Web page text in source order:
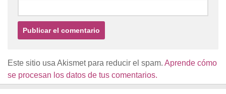
Este sitio usa Akismet para reducir el spam. Aprende cómo
se procesan los datos de tus comentarios.